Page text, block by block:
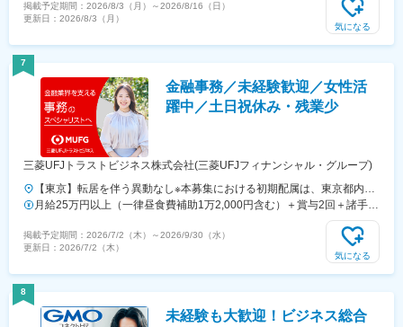
山、福岡、佐賀、長崎、熊本、大分、宮崎、鹿児島、沖縄の各勤務先★
全国から応募可能！★関東・関西のみ「引越し支援制度」あり！県外か
り＜東京本社＞東京都豊島区東池袋3-7-9 AS ONE東池袋ビル7階＜名
古屋支社＞愛知県名古屋市中村区池町4－60－12 グローバルゲート
12F＜大阪支社＞大阪府大阪市淀川区西中島4-3-8 新大阪阪神ビル7階
＜福岡支社＞福岡県福岡市中央区大名２丁目 9-17 ARISTO大名 3F＜
沖縄支社＞沖縄県那覇市久茂地2丁目3-9 8階西
ティブ）
掲載予定期間： 2026/8/3（月） ～2026/8/16（日）
更新日： 2026/8/3（月）
気になる
7
金融事務／未経験歓迎／女性活
躍中／土日祝休み・残業少
三菱UFJトラストビジネス株式会社(三菱UFJフィナンシャル・グループ)
【東京】転居を伴う異動なし※本募集における初期配属は、東京都内の
事業所を予定しています。※当面の間、勤務地の変更はありません。
（変更の範囲：会社の定める事業所）◆青山事業所（本社、青山事務
部、総務事務部、本店事務第1部）／東京都港区北青山・最寄り駅：
「青山一丁目」駅◆池尻事業所（相続事務部）／東京都世田谷区池尻・
事業所（本店事務第1部、本店事務第2部）／東京都千代田区丸の内・
月給25万円以上（一律昼食費補助1万2,000円含む）＋賞与2回＋諸手当
（交通費等）◎経験・スキルに応じて当社規定により決定します。
掲載予定期間： 2026/7/2（木） ～2026/9/30（水）
更新日： 2026/7/2（木）
気になる
8
未経験も大歓迎！ビジネス総合